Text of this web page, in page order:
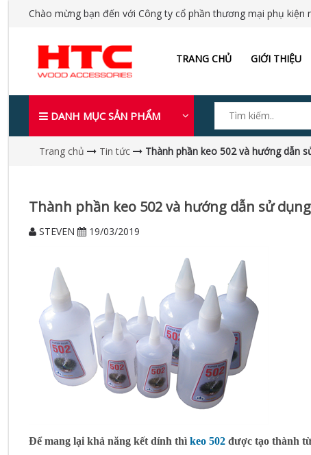
Chào mừng bạn đến với Công ty cổ phần thương mại phụ kiện
TRANG CHỦ GIỚI THIỆU
DANH MỤC SẢN PHẨM
Trang chủ Tin tức Thành phần keo 502 và hướng dẫn
Thành phần keo 502 và hướng dẫn sử
STEVEN 19/03/2019
Để mang lại khả năng kết dính thì keo 502được tạo thành từ